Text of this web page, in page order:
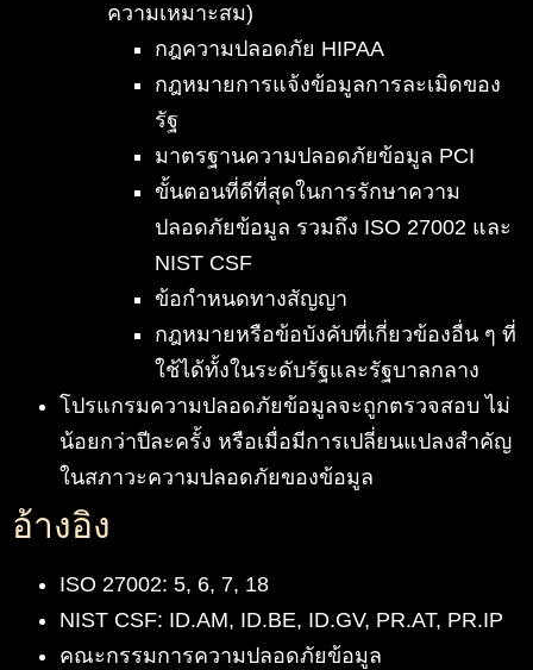
ความเหมาะสม)
กฎความปลอดภัย HIPAA
กฎหมายการแจ้งข้อมูลการละเมิดของ
รัฐ
มาตรฐานความปลอดภัยข้อมูล PCI
ขั้นตอนที่ดีที่สุดในการรักษาความ
ปลอดภัยข้อมูล รวมถึง ISO 27002 และ
NIST CSF
ข้อกำหนดทางสัญญา
กฎหมายหรือข้อบังคับที่เกี่ยวข้องอื่น ๆ ที่
ใช้ได้ทั้งในระดับรัฐและรัฐบาลกลาง
โปรแกรมความปลอดภัยข้อมูลจะถูกตรวจสอบ ไม่
น้อยกว่าปีละครั้ง หรือเมื่อมีการเปลี่ยนแปลงสำคัญ
ในสภาวะความปลอดภัยของข้อมูล
อ้างอิง
ISO 27002: 5, 6, 7, 18
NIST CSF: ID.AM, ID.BE, ID.GV, PR.AT, PR.IP
คณะกรรมการความปลอดภัยข้อมูล